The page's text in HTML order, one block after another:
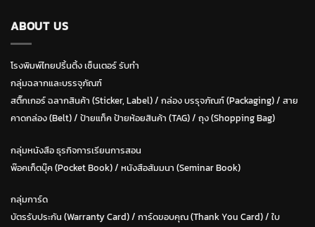
ABOUT US
โรงพิมพ์ไทยปริ้นติ้ง เซ็นเตอร์ รับทำ
กลุ่มฉลากและบรรจุภัณฑ์
สติ๊กเกอร์ ฉลากสินค้า (Sticker, Label)/ กล่อง บรรุจภัณฑ์ (Packaging)/ สาย
คาดกล่อง (Belt)/ ป้ายแท็ค ป้ายห้อยสินค้า (TAG)/ ถุง (Shopping Bag)
กลุ่มหนังสือ ธุรกิจการเรียนการสอน
พ๊อคเก็ตบุ๊ค (Pocket Book)/ หนังสือสัมมนา (Seminar Book)
กลุ่มการ์ด
บัตรรับประกัน (Warranty Card)/ การ์ดขอบคุณ (Thank You Card)/ ใบ